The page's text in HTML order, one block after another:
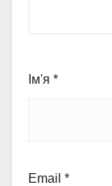
Ім'я *
Email *